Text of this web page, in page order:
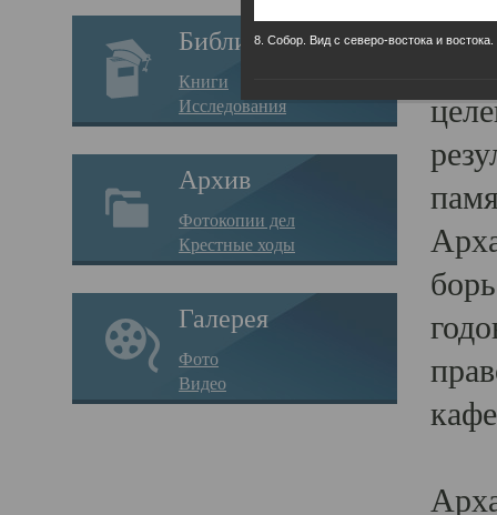
Библиотека
Книги
Исследования
Архив
Фотокопии дел
Крестные ходы
Галерея
Фото
Видео
8. Собор. Вид с северо-востока и востока.